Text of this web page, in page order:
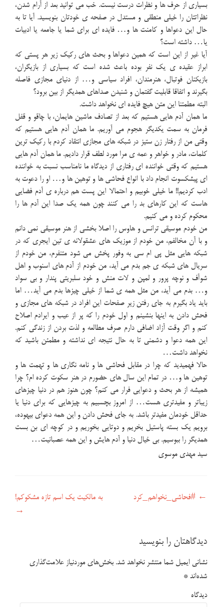
بسیاری از حرف ها و نظرات درست نیست. خب می توانید بعد از آرام شدن،
نظراتتان را خیلی منطقی و مستدل در صفحه ی خودتان بنویسید. آیا تا به
حال این دعواها و کامنت ها و… فایده ای برای شما یا جامعه یا ادبیات
یا… داشته است؟
آیا غیر از این است که همین دعواها و بحث های رکیک زیر هر پستی که
ابراز عقیده ی یک نفر بوده باعث شده است که بسیاری از بازیگران،
بازیکنان فوتبال، هنرمندان، افراد سیاسی و… از دنیای مجازی فاصله
بگیرند و اتفاقا قابلیت گفتمان و شنیدن صداهای همدیگر از بین برود؟
البته مطمئنا این متن هیچ فایده ای نخواهد داشت.
ما همان آدم هایی هستیم که بعد از تصادف ماشین هایمان، با چاقو و قفل
فرمان به سمت یکدیگر هجوم می آوریم. ما همان آدم هایی هستیم که
وقتی من از رفتار زن ستیز در شبکه های مجازی انتقاد کردم با رکیک ترین
کلمات، مادر و خواهر و عمه ی مرا مورد لطف قرار دادیم. ما همان آدم هایی
هستیم که وقتی خواننده ای رفتاری از دیدگاه ما نامناسب نسبت به خواننده
ای پیشکسوت انجام داد با انواع فحاشی ها و توهین ها و… او را دعوت به
ادب کردیم!! ما خیلی خوبیم و احتمالا این پست هم درباره ی آدم فضایی
هاست که این کارهای بد را می کنند چون همه یک صدا این آدم ها را
محکوم کرده و می کنیم.
من خودم موسیقی ترانس و هاوس را اصلا بخشی از هنر موسیقی نمی دانم
و با آن مخالفم، من خودم از موزیک های عشقولانه ی تین ایجری که در
شبکه هایی مثل پی ام سی به وفور پخش می شود متنفرم، من خودم از
سریال های شبکه ی جم بدم می آید، من خودم از آدم های اسنوب و اهل
شوآف و نوچه پرور و لمپن و لات منش و خود سلبریتی پندار و بی سواد
و… بدم می آید، من مثل همه ی شما از خیلی چیزها بدم می آید… اما
باید یاد بگیرم به جای رفتن زیر صفحات این افراد در شبکه های مجازی و
فحش دادن به اینها بنشینم و اول خودم را که پر از عیب و ایرادم اصلاح
کنم و اگر وقت آزاد اضافی دارم صرف مطالعه و لذت بردن از زندگی کنم.
این همه دعوا و دشمنی تا به حال نتیجه ای نداشته و مطمئن باشید که
نخواهد داشت…
حالا فهمیدید که چرا در مقابل فحاشی ها و نامه نگاری ها و تهمت ها و
توهین ها و… در تمام این سال های حضورم در هنر سکوت کرده ام؟ چرا
همیشه از هر بحث و دعوایی فرار می کنم؟ چون هنوز هم در دنیا چیزهای
زیباتر و مفیدتری هست… از امروز بچسبیم به چیزهایی که برای دنیا یا
حداقل خودمان مفیدتر باشد. به جای فحش دادن و این همه دعوای بیهوده،
برویم یک بسته پاستیل بخریم و دوتایی بخوریم و در کوچه ای بن بست
همدیگر را ببوسیم. بی خیال دنیا و آدم هایش و این همه عصبانیت…
سید مهدی موسوی
راهبری نوشته
← #فحاشی_نخواهم_کرد
به مالکیت یک اسم تازه مشکوکم!
→
دیدگاهتان را بنویسید
نشانی ایمیل شما منتشر نخواهد شد. بخش‌های موردنیاز علامت‌گذاری
شده‌اند *
دیدگاه